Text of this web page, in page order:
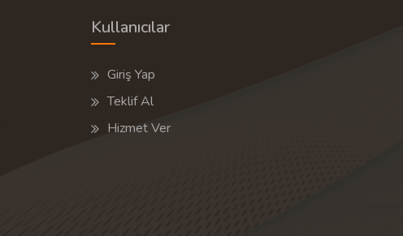
Kullanıcılar
Giriş Yap
Teklif Al
Hizmet Ver